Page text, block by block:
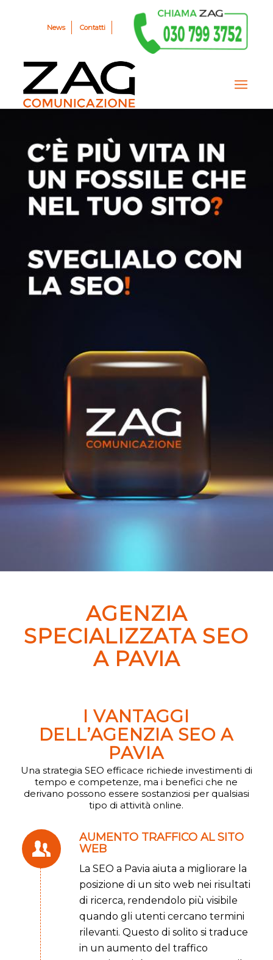
News Contatti
AGENZIA
SPECIALIZZATA SEO
A PAVIA
I VANTAGGI
DELL’AGENZIA SEO A
PAVIA
Una strategia SEO efficace richiede investimenti di
tempo e competenze, ma i benefici che ne
derivano possono essere sostanziosi per qualsiasi
tipo di attività online.
AUMENTO TRAFFICO AL SITO
WEB
La SEO a Pavia aiuta a migliorare la
posizione di un sito web nei risultati
di ricerca, rendendolo più visibile
quando gli utenti cercano termini
rilevanti. Questo di solito si traduce
in un aumento del traffico